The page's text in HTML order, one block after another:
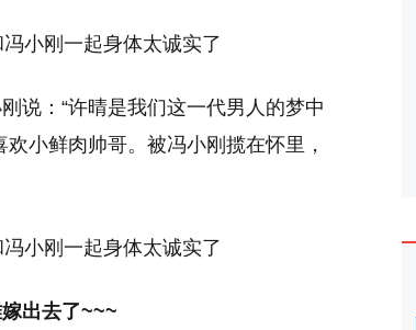
说：“许晴是我们这一代男人的梦中
小鲜肉帅哥。被冯小刚揽在怀里，
出去了~~~